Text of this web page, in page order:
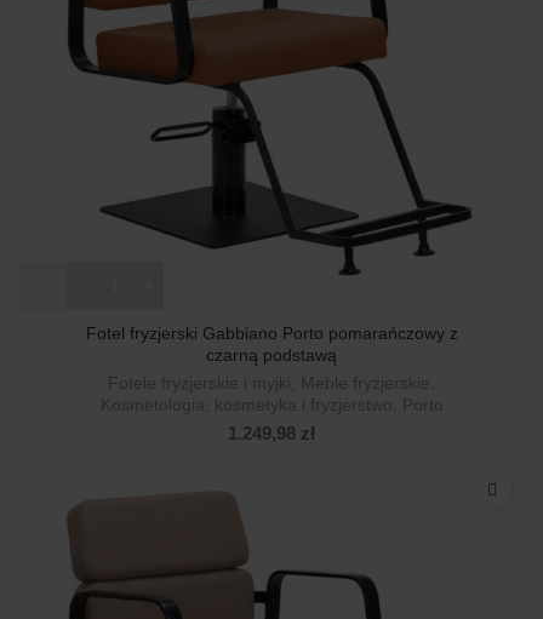
ilość Fotel fryzjerski Gabbiano Porto pomarańczowy z czarną
Fotel fryzjerski Gabbiano Porto pomarańczowy z
czarną podstawą
Fotele fryzjerskie i myjki
Meble fryzjerskie
Kosmetologia, kosmetyka i fryzjerstwo
Porto
1.249,98 zł